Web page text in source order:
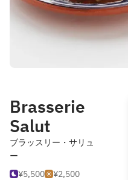
Brasserie
Salut
ブラッスリー・サリュ
ー
¥5,500
¥2,500